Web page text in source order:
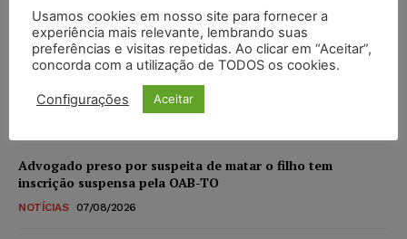
Carlos Henrique Abrão 07/08/2026
Meta é alvo de denúncia após anúncios com conteúdo
plataformas
Advogado preso por suspeita de matar o filho tem
inscrição suspensa pela OAB-TO
NOTÍCIAS 07/08/2026
Usamos cookies em nosso site para fornecer a
experiência mais relevante, lembrando suas
preferências e visitas repetidas. Ao clicar em “Aceitar”,
concorda com a utilização de TODOS os cookies.
Configurações Aceitar